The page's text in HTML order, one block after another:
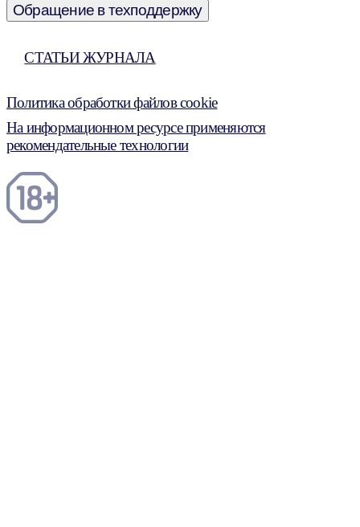
Обращение в техподдержку
СТАТЬИ ЖУРНАЛА
Политика обработки файлов cookie
На информационном ресурсе применяются
рекомендательные технологии